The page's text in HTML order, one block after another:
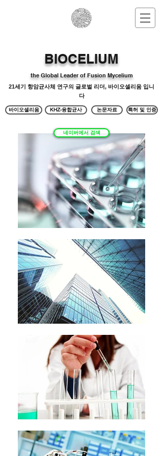
BIOCELIUM
the Global Leader of Fusion Mycelium
21세기 항암균사체 연구의 글로벌 리더, 바이오셀리움 입니
다
바이오셀리움 KHZ-융합균사 논문자료 특허 및 인증
네이버에서 검색